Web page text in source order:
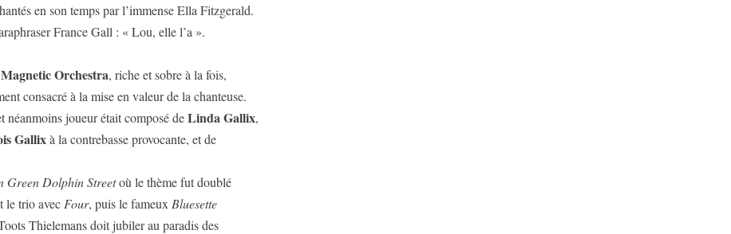
en son temps par l’immense Ella Fitzgerald.
France Gall : « Lou, elle l’a ».
Magnetic Orchestra, riche et sobre à la fois,
consacré à la mise en valeur de la chanteuse.
néanmoins joueur était composé deLinda Gallix,
Gallixà la contrebasse provocante, et de
Green Dolphin Streetoù le thème fut doublé
le trio avec Four, puis le fameux Bluesette
Thielemans doit jubiler au paradis des